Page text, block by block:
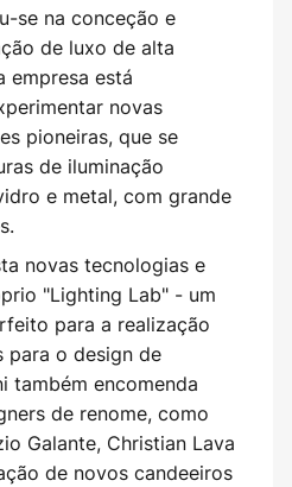
se na conceção e
de luxo de alta
empresa está
novas
pioneiras, que se
de iluminação
e metal, com grande
novas tecnologias e
"Lighting Lab" - um
para a realização
para o design de
também encomenda
de renome, como
Galante, Christian Lava
de novos candeeiros